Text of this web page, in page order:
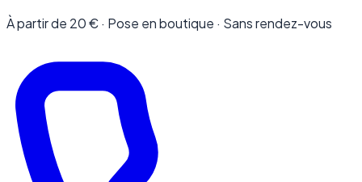
À partir de 20 € · Pose en boutique · Sans rendez-vous